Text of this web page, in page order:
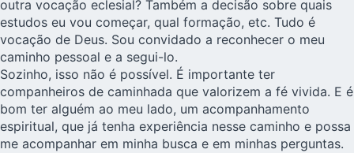
outra vocação eclesial? Também a decisão sobre quais
estudos eu vou começar, qual formação, etc. Tudo é
vocação de Deus. Sou convidado a reconhecer o meu
caminho pessoal e a segui-lo.
Sozinho, isso não é possível. É importante ter
companheiros de caminhada que valorizem a fé vivida. E é
bom ter alguém ao meu lado, um acompanhamento
espiritual, que já tenha experiência nesse caminho e possa
me acompanhar em minha busca e em minhas perguntas.